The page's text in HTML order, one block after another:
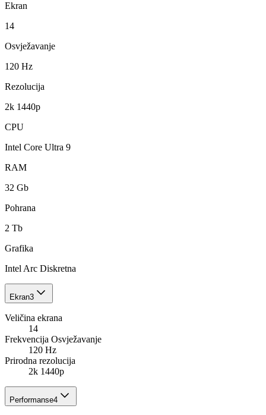
Ekran
14
Osvježavanje
120 Hz
Rezolucija
2k 1440p
CPU
Intel Core Ultra 9
RAM
32 Gb
Pohrana
2 Tb
Grafika
Intel Arc Diskretna
Ekran3
Veličina ekrana
14
Frekvencija Osvježavanje
120 Hz
Prirodna rezolucija
2k 1440p
Performanse4